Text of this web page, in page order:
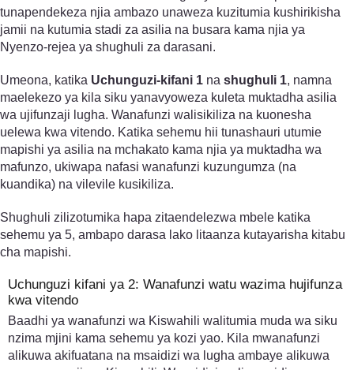
tunapendekeza njia ambazo unaweza kuzitumia kushirikisha
jamii na kutumia stadi za asilia na busara kama njia ya
Nyenzo-rejea ya shughuli za darasani.
Umeona, katika Uchunguzi-kifani 1 na shughuli 1, namna
maelekezo ya kila siku yanavyoweza kuleta muktadha asilia
wa ujifunzaji lugha. Wanafunzi walisikiliza na kuonesha
uelewa kwa vitendo. Katika sehemu hii tunashauri utumie
mapishi ya asilia na mchakato kama njia ya muktadha wa
mafunzo, ukiwapa nafasi wanafunzi kuzungumza (na
kuandika) na vilevile kusikiliza.
Shughuli zilizotumika hapa zitaendelezwa mbele katika
sehemu ya 5, ambapo darasa lako litaanza kutayarisha kitabu
cha mapishi.
Uchunguzi kifani ya 2: Wanafunzi watu wazima hujifunza
kwa vitendo
Baadhi ya wanafunzi wa Kiswahili walitumia muda wa siku
nzima mjini kama sehemu ya kozi yao. Kila mwanafunzi
alikuwa akifuatana na msaidizi wa lugha ambaye alikuwa